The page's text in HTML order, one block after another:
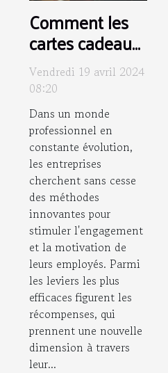
Comment les
cartes cadeaux
dématérialisées
peuvent
améliorer la
motivation des
employés
Vendredi 19 avril 2024
08:20
Dans un monde
professionnel en
constante évolution,
les entreprises
cherchent sans cesse
des méthodes
innovantes pour
stimuler l'engagement
et la motivation de
leurs employés. Parmi
les leviers les plus
efficaces figurent les
récompenses, qui
prennent une nouvelle
dimension à travers
leur...